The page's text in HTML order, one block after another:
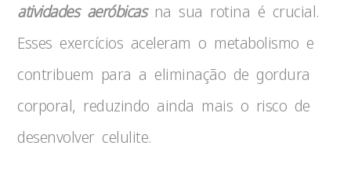
atividades aeróbicasna sua rotina é crucial.
Esses exercícios aceleram o metabolismo e
contribuem para a eliminação de gordura
corporal, reduzindo ainda mais o risco de
desenvolver celulite.